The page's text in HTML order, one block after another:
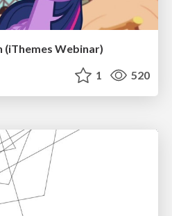
(iThemes Webinar)
1 520